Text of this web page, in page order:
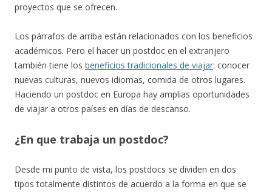
proyectos que se ofrecen.
Los párrafos de arriba están relacionados con los beneficios
académicos. Pero el hacer un postdoc en el extranjero
también tiene los beneficios tradicionales de viajar: conocer
nuevas culturas, nuevos idiomas, comida de otros lugares.
Haciendo un postdoc en Europa hay amplias oportunidades
de viajar a otros países en días de descanso.
¿En que trabaja un postdoc?
Desde mi punto de vista, los postdocs se dividen en dos
tipos totalmente distintos de acuerdo a la forma en que se